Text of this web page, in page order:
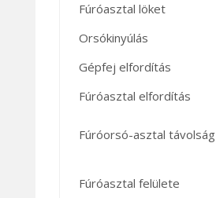
Fúróasztal löket
Orsókinyúlás
Gépfej elfordítás
Fúróasztal elfordítás
Fúróorsó-asztal távolság
Fúróasztal felülete